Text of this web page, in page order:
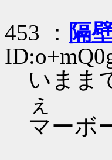
453 ： 隔
いまま
ぇ
マーボ